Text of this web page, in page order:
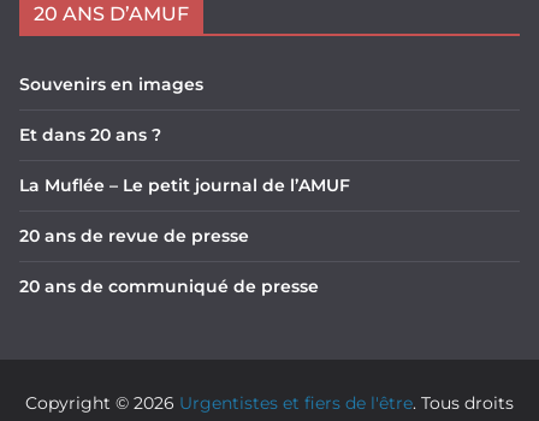
20 ANS D’AMUF
Souvenirs en images
Et dans 20 ans ?
La Muflée – Le petit journal de l’AMUF
20 ans de revue de presse
20 ans de communiqué de presse
Copyright © 2026 Urgentistes et fiers de l'être. Tous droits